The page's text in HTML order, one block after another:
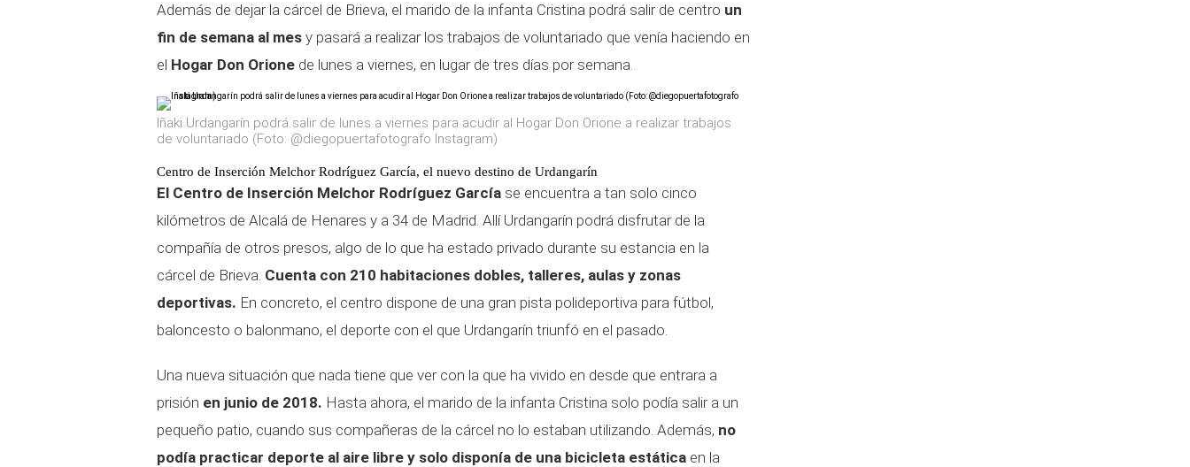
Además de dejar la cárcel de Brieva, el marido de la infanta Cristina podrá salir de centro un
fin de semana al mes y pasará a realizar los trabajos de voluntariado que venía haciendo en
el Hogar Don Orione de lunes a viernes, en lugar de tres días por semana.
Iñaki Urdangarín podrá salir de lunes a viernes para acudir al Hogar Don Orione a realizar trabajos
de voluntariado (Foto: @diegopuertafotografo Instagram)
Centro de Inserción Melchor Rodríguez García, el nuevo destino de Urdangarín
El Centro de Inserción Melchor Rodríguez García se encuentra a tan solo cinco
kilómetros de Alcalá de Henares y a 34 de Madrid. Allí Urdangarín podrá disfrutar de la
compañía de otros presos, algo de lo que ha estado privado durante su estancia en la
cárcel de Brieva. Cuenta con 210 habitaciones dobles, talleres, aulas y zonas
deportivas. En concreto, el centro dispone de una gran pista polideportiva para fútbol,
baloncesto o balonmano, el deporte con el que Urdangarín triunfó en el pasado.
Una nueva situación que nada tiene que ver con la que ha vivido en desde que entrara a
prisión en junio de 2018. Hasta ahora, el marido de la infanta Cristina solo podía salir a un
pequeño patio, cuando sus compañeras de la cárcel no lo estaban utilizando. Además, no
podía practicar deporte al aire libre y solo disponía de una bicicleta estática en la